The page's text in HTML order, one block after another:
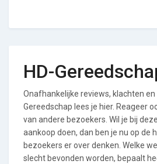
HD-
Onafhankelijke reviews, klachten en
Gereedschap lees je hier. Reageer
van andere bezoekers. Wil je bij
aankoop doen, dan ben je nu op de
bezoekers er over denken. Welke
slecht bevonden worden, bepaalt